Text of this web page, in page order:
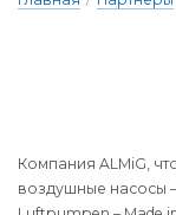
Компания ALMiG,
воздушные насосы